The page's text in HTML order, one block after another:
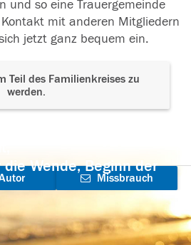
und so eine Trauergemeinde
mit anderen Mitgliedern
jetzt ganz bequem ein.
Teil des Familienkreises zu
werden.
Wende, Beginn der
Missbrauch